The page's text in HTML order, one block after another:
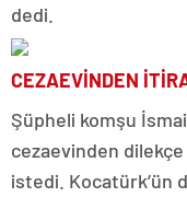
dedi.
CEZAEVİNDEN
Şüpheli komşu
cezaevinden
istedi. Kocatürk’ün